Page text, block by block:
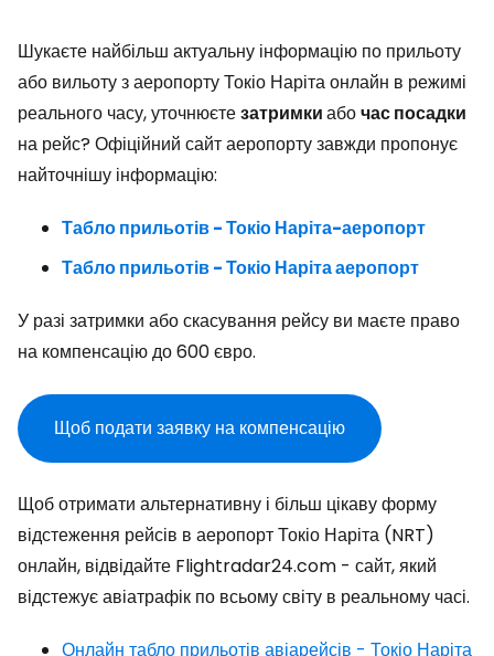
Шукаєте найбільш актуальну інформацію по прильоту
або вильоту з аеропорту Токіо Наріта онлайн в режимі
реального часу, уточнюєтезатримкиабочас посадки
на рейс? Офіційний сайт аеропорту завжди пропонує
найточнішу інформацію:
Табло прильотів - Токіо Наріта-аеропорт
Табло прильотів - Токіо Наріта аеропорт
У разі затримки або скасування рейсу ви маєте право
на компенсацію до 600 євро.
Щоб подати заявку на компенсацію
Щоб отримати альтернативну і більш цікаву форму
відстеження рейсів в аеропорт Токіо Наріта (NRT)
онлайн, відвідайте Flightradar24.com - сайт, який
відстежує авіатрафік по всьому світу в реальному часі.
Онлайн табло прильотів авіарейсів - Токіо Наріта